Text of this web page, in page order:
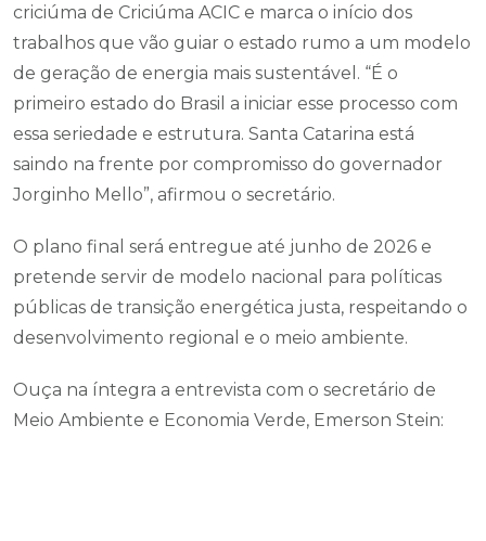
criciúma de Criciúma ACIC e marca o início dos
trabalhos que vão guiar o estado rumo a um modelo
de geração de energia mais sustentável. “É o
primeiro estado do Brasil a iniciar esse processo com
essa seriedade e estrutura. Santa Catarina está
saindo na frente por compromisso do governador
Jorginho Mello”, afirmou o secretário.
O plano final será entregue até junho de 2026 e
pretende servir de modelo nacional para políticas
públicas de transição energética justa, respeitando o
desenvolvimento regional e o meio ambiente.
Ouça na íntegra a entrevista com o secretário de
Meio Ambiente e Economia Verde, Emerson Stein: